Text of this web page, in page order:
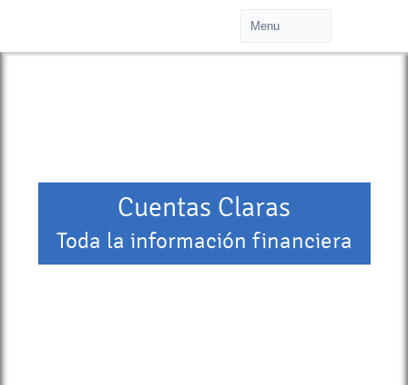
Cuentas Claras
Toda la información financiera